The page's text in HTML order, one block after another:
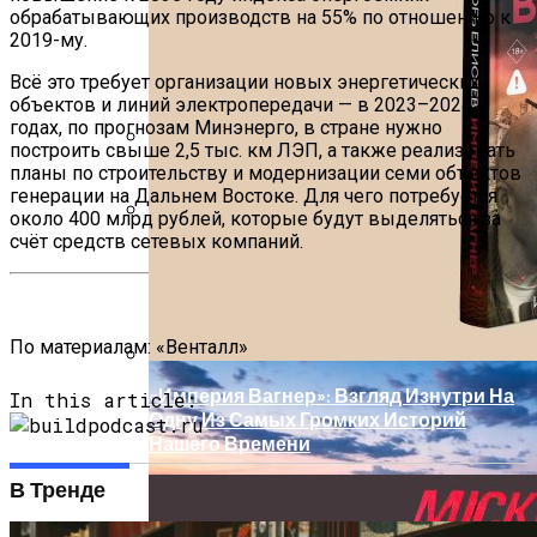
Обзор Противовирусного Препарата
Кагоцел
Как Планировать Самостоятельное
Путешествие: 8 Ключевых Моментов
«Империя Вагнер»: Взгляд Изнутри На
Одну Из Самых Громких Историй
Нашего Времени
обрабатывающих производств на 55% по отношению к
2019-му.
Всё это требует организации новых энергетических
объектов и линий электропередачи — в 2023–2024
годах, по прогнозам Минэнерго, в стране нужно
построить свыше 2,5 тыс. км ЛЭП, а также реализовать
планы по строительству и модернизации семи объектов
генерации на Дальнем Востоке. Для чего потребуется
около 400 млрд рублей, которые будут выделяться за
счёт средств сетевых компаний.
По материалам: «Венталл»
In this article:
В Тренде